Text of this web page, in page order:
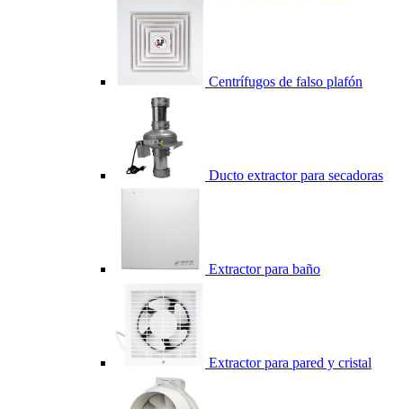
Centrífugos de falso plafón
Ducto extractor para secadoras
Extractor para baño
Extractor para pared y cristal